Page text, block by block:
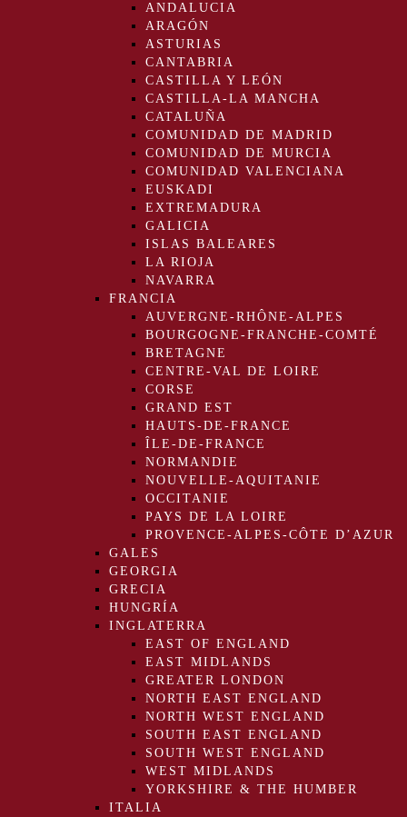
ANDALUCIA
ARAGÓN
ASTURIAS
CANTABRIA
CASTILLA Y LEÓN
CASTILLA-LA MANCHA
CATALUÑA
COMUNIDAD DE MADRID
COMUNIDAD DE MURCIA
COMUNIDAD VALENCIANA
EUSKADI
EXTREMADURA
GALICIA
ISLAS BALEARES
LA RIOJA
NAVARRA
FRANCIA
AUVERGNE-RHÔNE-ALPES
BOURGOGNE-FRANCHE-COMTÉ
BRETAGNE
CENTRE-VAL DE LOIRE
CORSE
GRAND EST
HAUTS-DE-FRANCE
ÎLE-DE-FRANCE
NORMANDIE
NOUVELLE-AQUITANIE
OCCITANIE
PAYS DE LA LOIRE
PROVENCE-ALPES-CÔTE D’AZUR
GALES
GEORGIA
GRECIA
HUNGRÍA
INGLATERRA
EAST OF ENGLAND
EAST MIDLANDS
GREATER LONDON
NORTH EAST ENGLAND
NORTH WEST ENGLAND
SOUTH EAST ENGLAND
SOUTH WEST ENGLAND
WEST MIDLANDS
YORKSHIRE & THE HUMBER
ITALIA